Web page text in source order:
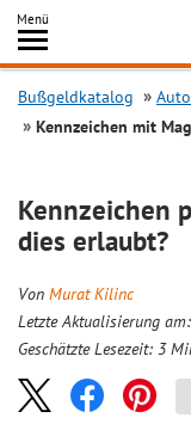
Inhalt
springen
Menü
Bußgeldkatalog
Kennzeichen mit
Kennzeichen
dies erlaubt?
Von Murat Kilinc
Letzte Aktualisierung
Geschätzte Lesezeit: 3